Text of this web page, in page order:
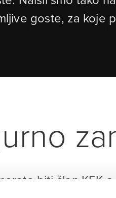
goste, za koje
biti član KEK-